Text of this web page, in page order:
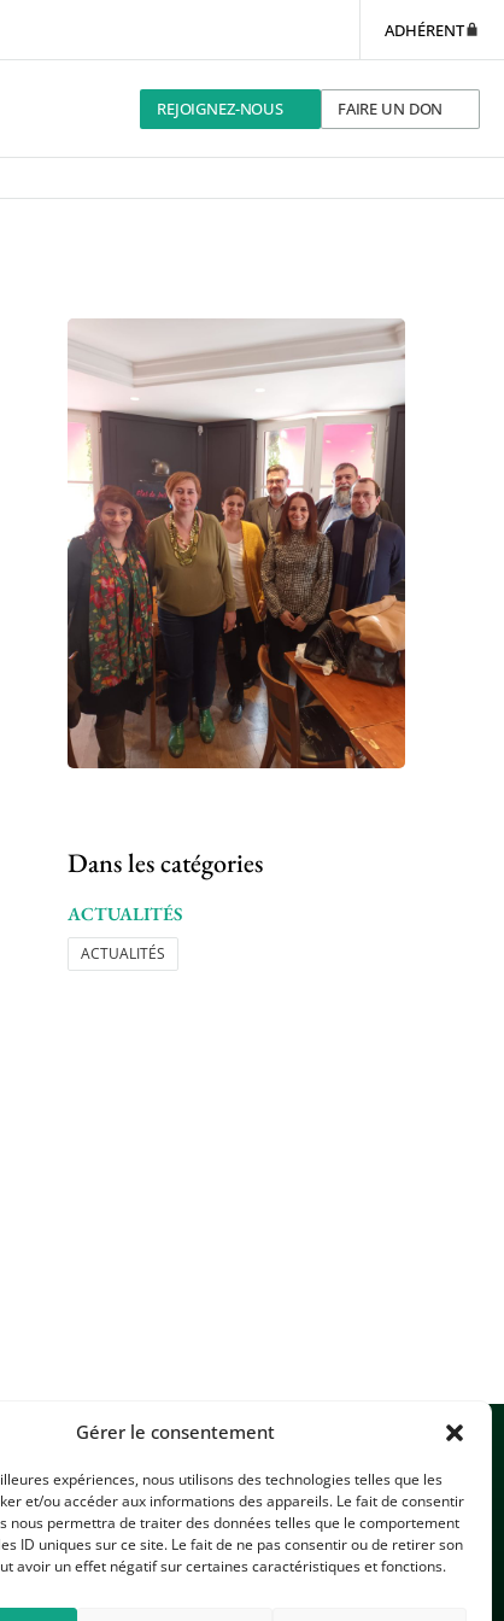
Gérer le consentement
expériences, nous utilisons des technologies telles que les
et/ou accéder aux informations des appareils. Le fait de consentir
nous permettra de traiter des données telles que le comportement
ID uniques sur ce site. Le fait de ne pas consentir ou de retirer son
avoir un effet négatif sur certaines caractéristiques et fonctions.
ADHÉRENT
REJOIGNEZ-NOUS FAIRE UN DON
Dans les catégories
ACTUALITÉS
ACTUALITÉS